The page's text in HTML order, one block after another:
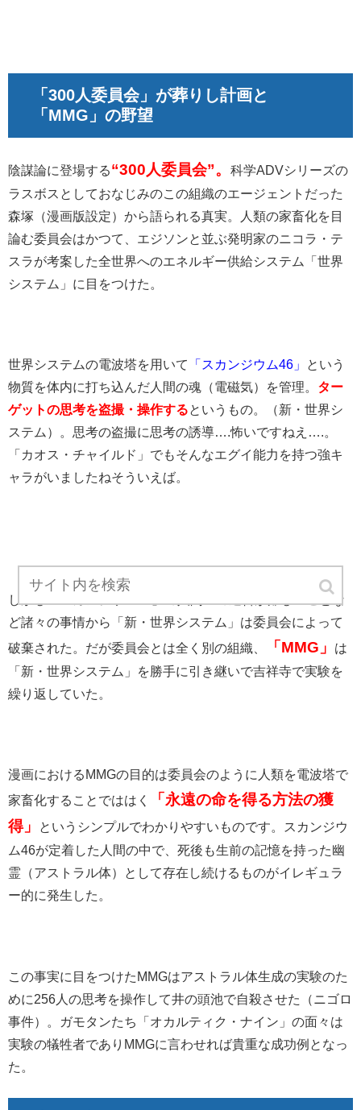
「300人委員会」が葬りし計画と
「MMG」の野望
陰謀論に登場する“300人委員会”。
科学ADVシリーズの
ラスボスとしておなじみのこの組織のエージェントだった
森塚（漫画版設定）から語られる真実。人類の家畜化を目
論む委員会はかつて、エジソンと並ぶ発明家のニコラ・テ
スラが考案した全世界へのエネルギー供給システム「世界
システム」に目をつけた。
世界システムの電波塔を用いて 「スカンジウム46」
という
物質を体内に打ち込んだ人間の魂（電磁気）を管理。 ター
ゲットの思考を盗撮・操作するというもの。（新・世界シ
ステム）。思考の盗撮に思考の誘導….怖いですねえ….。
「カオス・チャイルド」でもそんなエグイ能力を持つ強キ
ャラがいましたねそういえば。
しかし「スカンジウム46」の人間への適合が難しいことな
ど諸々の事情から「新・世界システム」は委員会によって
破棄された。だが委員会とは全く別の組織、
「MMG」
は
「新・世界システム」を勝手に引き継いで吉祥寺で実験を
繰り返していた。
漫画におけるMMGの目的は委員会のように人類を電波塔で
家畜化することでははく
「永遠の命を得る方法の獲
得」
というシンプルでわかりやすいものです。スカンジウ
ム46が定着した人間の中で、死後も生前の記憶を持った幽
霊（アストラル体）として存在し続けるものがイレギュラ
ー的に発生した。
この事実に目をつけたMMGはアストラル体生成の実験のた
めに256人の思考を操作して井の頭池で自殺させた（ニゴロ
事件）。ガモタンたち「オカルティク・ナイン」の面々は
実験の犠牲者でありMMGに言わせれば貴重な成功例となっ
た。